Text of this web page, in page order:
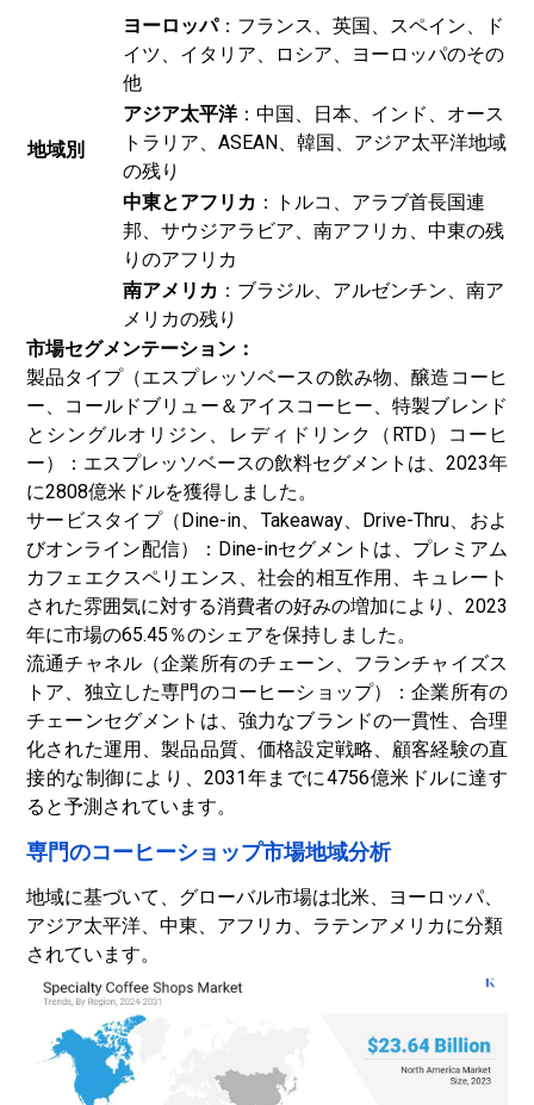
地域別
ヨーロッパ：フランス、英国、スペイン、ド
イツ、イタリア、ロシア、ヨーロッパのその
他
アジア太平洋：中国、日本、インド、オース
トラリア、ASEAN、韓国、アジア太平洋地域
の残り
中東とアフリカ ：トルコ、アラブ首長国連
邦、サウジアラビア、南アフリカ、中東の残
りのアフリカ
南アメリカ ：ブラジル、アルゼンチン、南ア
メリカの残り
市場セグメンテーション：
製品タイプ（エスプレッソベースの飲み物、醸造コーヒ
ー、コールドブリュー＆アイスコーヒー、特製ブレンド
とシングルオリジン、レディドリンク（RTD）コーヒ
ー）：エスプレッソベースの飲料セグメントは、2023年
に2808億米ドルを獲得しました。
サービスタイプ（Dine-in、Takeaway、Drive-Thru、およ
びオンライン配信）：Dine-inセグメントは、プレミアム
カフェエクスペリエンス、社会的相互作用、キュレート
された雰囲気に対する消費者の好みの増加により、2023
年に市場の65.45％のシェアを保持しました。
流通チャネル（企業所有のチェーン、フランチャイズス
トア、独立した専門のコーヒーショップ）：企業所有の
チェーンセグメントは、強力なブランドの一貫性、合理
化された運用、製品品質、価格設定戦略、顧客経験の直
接的な制御により、2031年までに4756億米ドルに達す
ると予測されています。
専門のコーヒーショップ市場地域分析
地域に基づいて、グローバル市場は北米、ヨーロッパ、
アジア太平洋、中東、アフリカ、ラテンアメリカに分類
されています。